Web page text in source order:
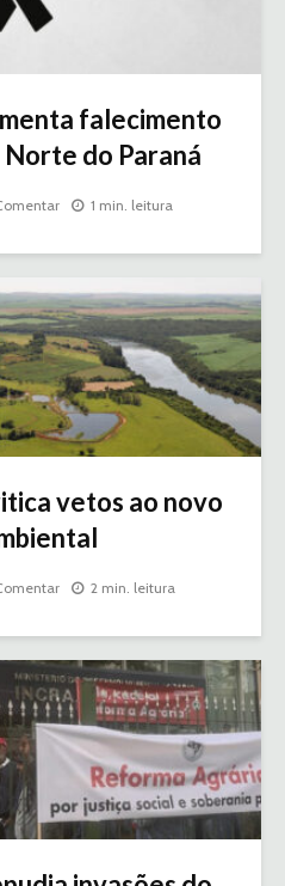
falecimento
do Paraná
1 min. leitura
vetos ao novo
2 min. leitura